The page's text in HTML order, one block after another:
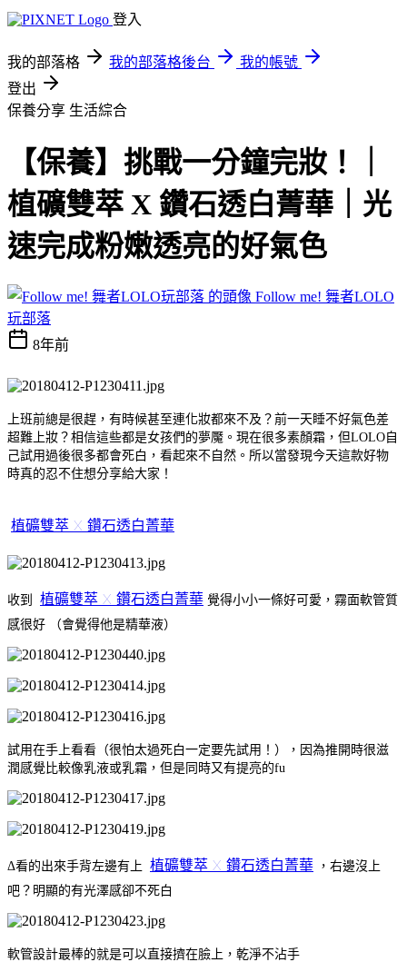
登入
我的部落格 我的部落格後台
我的帳號
登出
保養分享 生活綜合
【保養】挑戰一分鐘完妝！｜
植礦雙萃 X 鑽石透白菁華｜光
速完成粉嫩透亮的好氣色
Follow me! 舞者LOLO
玩部落
8年前
上班前總是很趕，有時候甚至連化妝都來不及？前一天睡不好氣色差
超難上妝？相信這些都是女孩們的夢魘。現在很多素顏霜，但LOLO自
己試用過後很多都會死白，看起來不自然。所以當發現今天這款好物
時真的忍不住想分享給大家！
植礦雙萃 X 鑽石透白菁華
收到 植礦雙萃 X 鑽石透白菁華 覺得小小一條好可愛，霧面軟管質
感很好 （會覺得他是精華液）
試用在手上看看（很怕太過死白一定要先試用！），因為推開時很滋
潤感覺比較像乳液或乳霜，但是同時又有提亮的fu
Δ看的出來手背左邊有上 植礦雙萃 X 鑽石透白菁華 ，右邊沒上
吧？明顯的有光澤感卻不死白
軟管設計最棒的就是可以直接擠在臉上，乾淨不沾手